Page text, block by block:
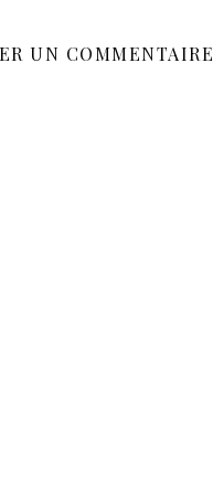
UN COMMENTAIRE